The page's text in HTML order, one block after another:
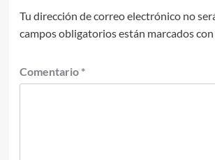
Tu dirección de correo electrónico no
campos obligatorios están marcados con
Comentario *